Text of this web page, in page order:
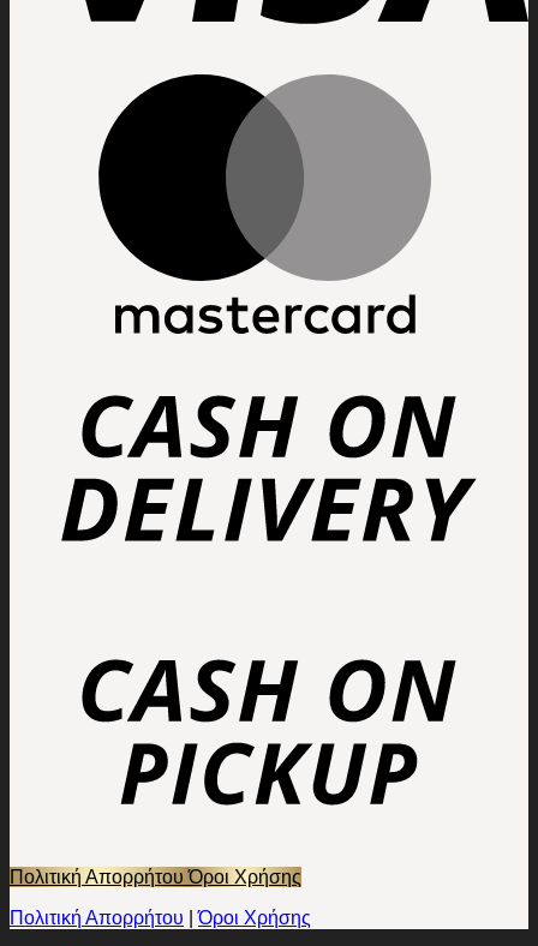
Πολιτική Απορρήτου Όροι Χρήσης
Πολιτική Απορρήτου |Όροι Χρήσης